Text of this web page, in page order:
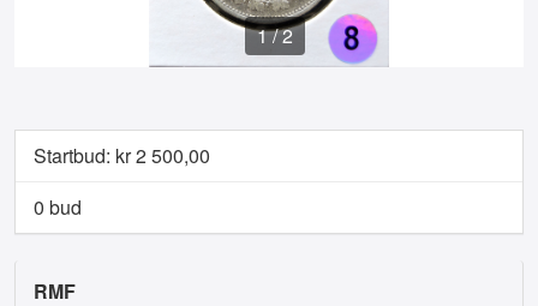
1/2
Startbud: kr2 500,00
0 bud
RMF